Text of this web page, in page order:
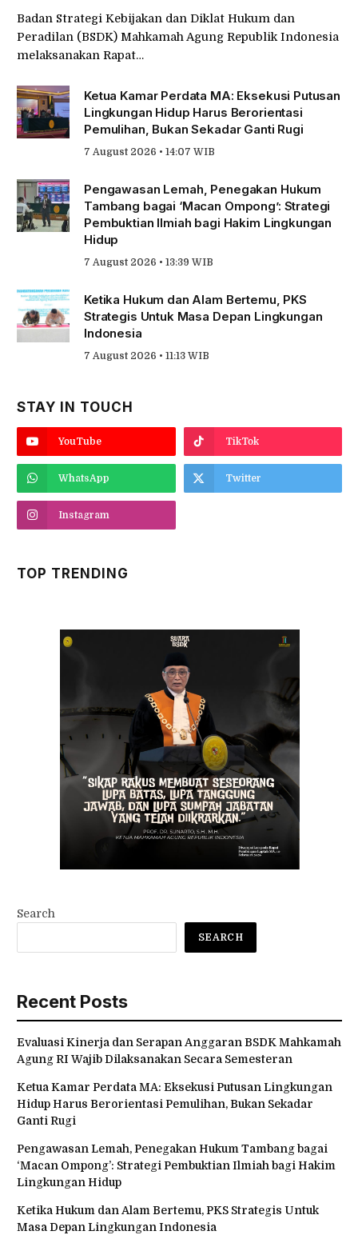
Badan Strategi Kebijakan dan Diklat Hukum dan
Peradilan (BSDK) Mahkamah Agung Republik Indonesia
melaksanakan Rapat…
Ketua Kamar Perdata MA: Eksekusi Putusan
Lingkungan Hidup Harus Berorientasi
Pemulihan, Bukan Sekadar Ganti Rugi
7 August 2026 • 14:07 WIB
Pengawasan Lemah, Penegakan Hukum
Tambang bagai ‘Macan Ompong’: Strategi
Pembuktian Ilmiah bagi Hakim Lingkungan
Hidup
7 August 2026 • 13:39 WIB
Ketika Hukum dan Alam Bertemu, PKS
Strategis Untuk Masa Depan Lingkungan
Indonesia
7 August 2026 • 11:13 WIB
STAY IN TOUCH
YouTube TikTok
WhatsApp Twitter
Instagram
TOP TRENDING
Search
SEARCH
Recent Posts
Evaluasi Kinerja dan Serapan Anggaran BSDK Mahkamah
Agung RI Wajib Dilaksanakan Secara Semesteran
Ketua Kamar Perdata MA: Eksekusi Putusan Lingkungan
Hidup Harus Berorientasi Pemulihan, Bukan Sekadar
Ganti Rugi
Pengawasan Lemah, Penegakan Hukum Tambang bagai
‘Macan Ompong’: Strategi Pembuktian Ilmiah bagi Hakim
Lingkungan Hidup
Ketika Hukum dan Alam Bertemu, PKS Strategis Untuk
Masa Depan Lingkungan Indonesia